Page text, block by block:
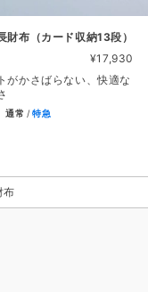
財布（カード収納13段）
¥17,930
がかさばらない、快適な
通常 特急
ド。商品: スリム長
布